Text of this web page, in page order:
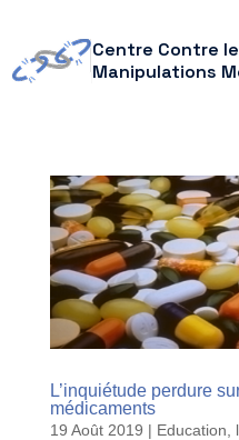
Centre Contre
Manipulations
L’inquiétude perdure
médicaments
19 Août 2019 | Education,